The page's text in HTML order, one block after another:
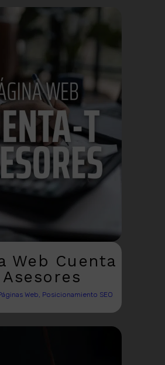
Web Cuenta
Asesores
Web, Posicionamiento SEO